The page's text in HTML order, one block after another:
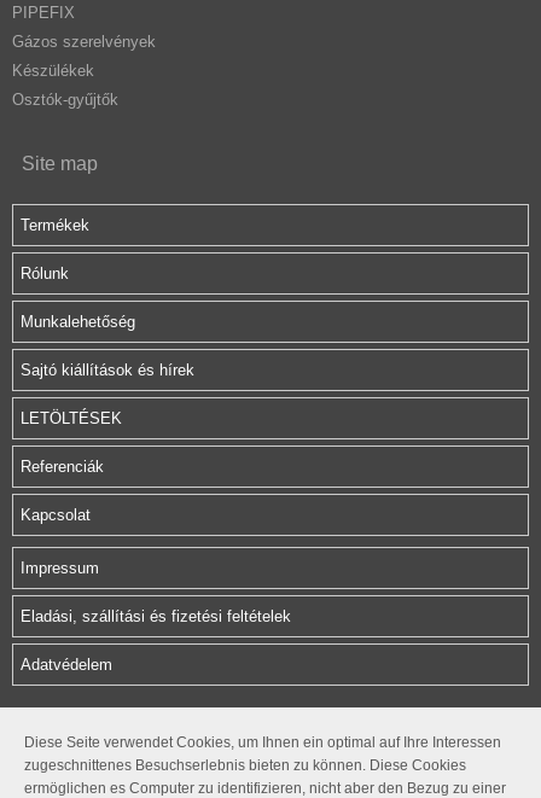
Diese Seite verwendet Cookies, um Ihnen ein optimal auf Ihre Interessen
zugeschnittenes Besuchserlebnis bieten zu können. Diese Cookies
ermöglichen es Computer zu identifizieren, nicht aber den Bezug zu einer
PIPEFIX
Gázos szerelvények
Készülékek
Osztók-gyűjtők
Site map
Termékek
Rólunk
Munkalehetőség
Sajtó kiállítások és hírek
LETÖLTÉSEK
Referenciák
Kapcsolat
Impressum
Eladási, szállítási és fizetési feltételek
Adatvédelem
Herz Armatura Hungária Kft.
Rétifarkas u. 10.